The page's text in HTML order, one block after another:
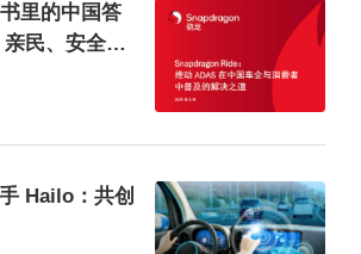
里的中国答
民、安全新
Hailo：共创